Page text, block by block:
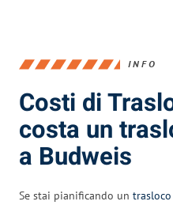
INFO
Costi di
costa un
a Budweis
Se stai pianificando un trasloco